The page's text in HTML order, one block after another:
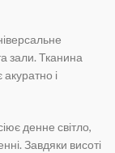
зали. Тканина
і
денне світло,
Завдяки висоті